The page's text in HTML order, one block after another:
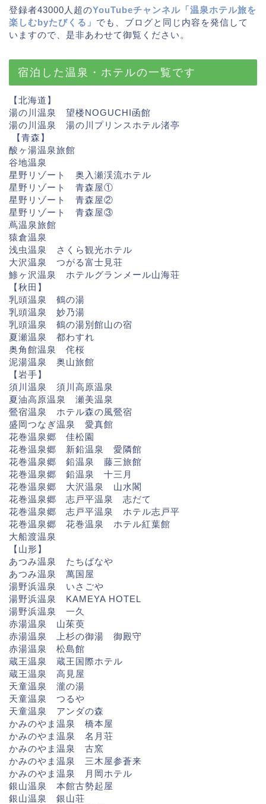
登録者43000人超のYouTubeチャンネル「温泉ホテル旅を
楽しむbyたびくる」 でも、ブログと同じ内容を発信して
いますので、是非あわせて御覧ください。
宿泊した温泉・ホテルの一覧です
【北海道】
湯の川温泉 望楼NOGUCHI函館
湯の川温泉 湯の川プリンスホテル渚亭
【青森】
酸ヶ湯温泉旅館
谷地温泉
星野リゾート 奥入瀬渓流ホテル
星野リゾート 青森屋①
星野リゾート 青森屋②
星野リゾート 青森屋③
蔦温泉旅館
猿倉温泉
浅虫温泉 さくら観光ホテル
大沢温泉 つがる富士見荘
鯵ヶ沢温泉 ホテルグランメール山海荘
【秋田】
乳頭温泉 鶴の湯
乳頭温泉 妙乃湯
乳頭温泉 鶴の湯別館山の宿
夏瀬温泉 都わすれ
奥角館温泉 侘桜
泥湯温泉 奥山旅館
【岩手】
須川温泉 須川高原温泉
夏油高原温泉 瀬美温泉
鶯宿温泉 ホテル森の風鶯宿
盛岡つなぎ温泉 愛真館
花巻温泉郷 佳松園
花巻温泉郷 新鉛温泉 愛隣館
花巻温泉郷 鉛温泉 藤三旅館
花巻温泉郷 鉛温泉 十三月
花巻温泉郷 大沢温泉 山水閣
花巻温泉郷 志戸平温泉 志だて
花巻温泉郷 志戸平温泉 ホテル志戸平
花巻温泉郷 花巻温泉 ホテル紅葉館
大船渡温泉
【山形】
あつみ温泉 たちばなや
あつみ温泉 萬国屋
湯野浜温泉 いさごや
湯野浜温泉 KAMEYA HOTEL
湯野浜温泉 一久
赤湯温泉 山茱萸
赤湯温泉 上杉の御湯 御殿守
赤湯温泉 松島館
蔵王温泉 蔵王国際ホテル
蔵王温泉 高見屋
天童温泉 瀧の湯
天童温泉 つるや
天童温泉 アンダの森
かみのやま温泉 橋本屋
かみのやま温泉 名月荘
かみのやま温泉 古窯
かみのやま温泉 三木屋参蒼来
かみのやま温泉 月岡ホテル
銀山温泉 本館古勢起屋
銀山温泉 銀山荘